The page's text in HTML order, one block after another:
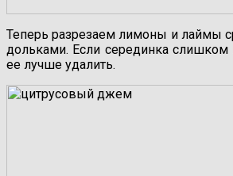
Теперь разрезаем лимоны и лаймы
дольками. Если серединка слишком
ее лучше удалить.